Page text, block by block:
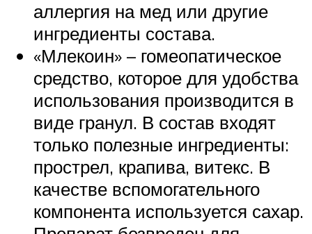
аллергия на мед или другие
ингредиенты состава.
«Млекоин» – гомеопатическое
средство, которое для удобства
использования производится в
виде гранул. В состав входят
только полезные ингредиенты:
прострел, крапива, витекс. В
качестве вспомогательного
компонента используется сахар.